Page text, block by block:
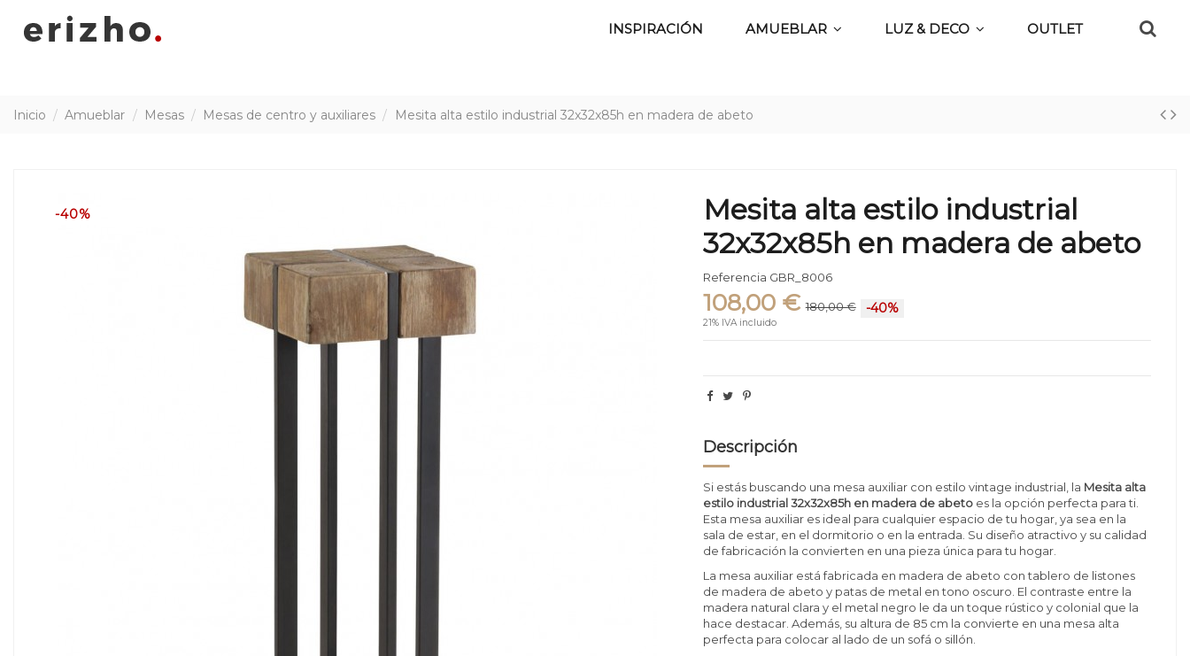
INSPIRACIÓN AMUEBLAR LUZ & DECO OUTLET
Inicio Amueblar Mesas Mesas de centro y auxiliares Mesita alta estilo industrial 32x32x85h en madera de abeto
-40%
Mesita alta estilo industrial
32x32x85h en madera de abeto
Referencia GBR_8006
108,00 € 180,00 € -40%
21% IVA incluido
Descripción
Si estás buscando una mesa auxiliar con estilo vintage industrial, la Mesita alta
estilo industrial 32x32x85h en madera de abeto es la opción perfecta para ti.
Esta mesa auxiliar es ideal para cualquier espacio de tu hogar, ya sea en la
sala de estar, en el dormitorio o en la entrada. Su diseño atractivo y su calidad
de fabricación la convierten en una pieza única para tu hogar.
La mesa auxiliar está fabricada en madera de abeto con tablero de listones
de madera de abeto y patas de metal en tono oscuro. El contraste entre la
madera natural clara y el metal negro le da un toque rústico y colonial que la
hace destacar. Además, su altura de 85 cm la convierte en una mesa alta
perfecta para colocar al lado de un sofá o sillón.